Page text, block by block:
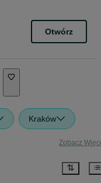
Otwórz
Kraków
Zobacz